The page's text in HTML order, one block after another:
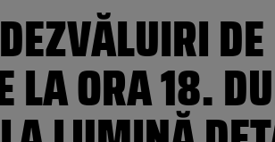
DE
LA ORA 18.